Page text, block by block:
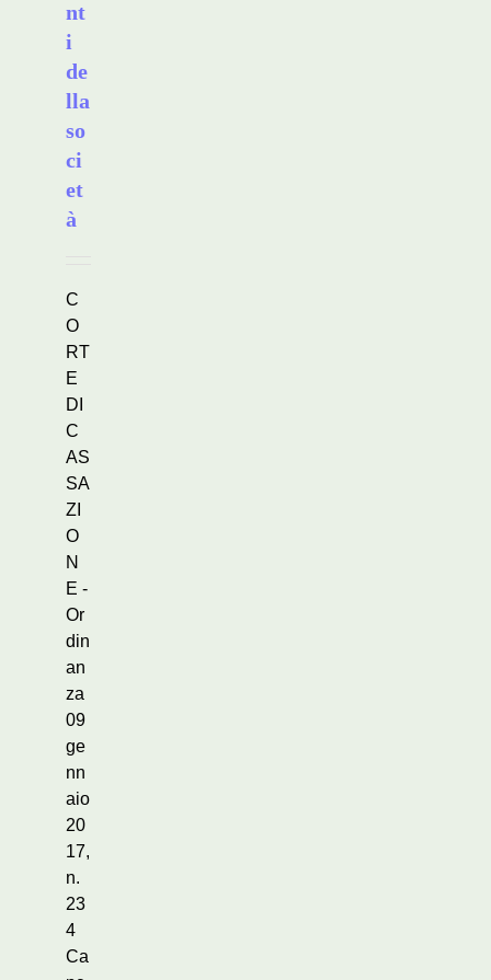
nt
i
de
lla
so
ci
et
à
C
O
RT
E
DI
C
AS
SA
ZI
O
N
E -
Or
din
an
za
09
ge
nn
aio
20
17,
n.
23
4
Ca